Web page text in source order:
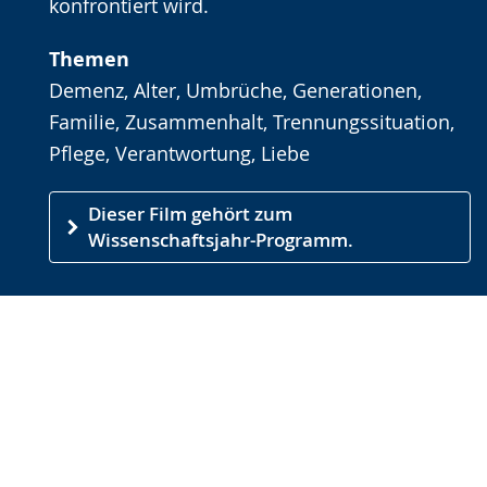
konfrontiert wird.
Themen
Demenz, Alter, Umbrüche, Generationen,
Familie, Zusammenhalt, Trennungssituation,
Pflege, Verantwortung, Liebe
Dieser Film gehört zum
Wissenschaftsjahr-Programm.